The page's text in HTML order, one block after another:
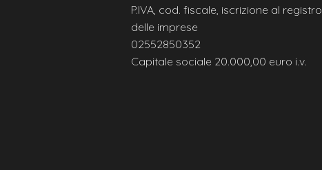
P.IVA, cod. fiscale, iscrizione al registro
delle imprese
02552850352
Capitale sociale 20.000,00 euro i.v.